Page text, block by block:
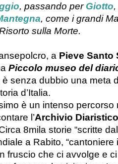
, passando per Giotto,
, come i grandi
sulla Morte.
a Pieve Santo
Piccolo museo del
è senza dubbio una meta
d’Italia.
è un intenso percorso
l’Archivio
8mila storie “scritte
a Rabito, “cantoniere
fruscio che ci avvolge e